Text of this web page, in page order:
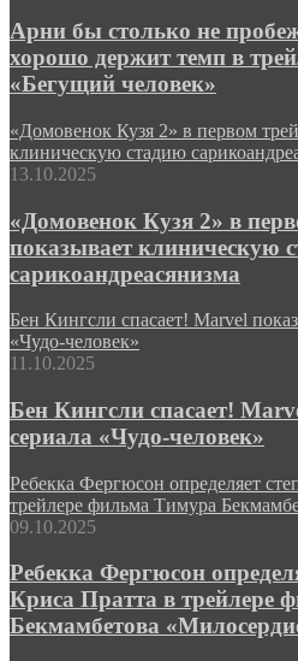
Арни бы столько не
хорошо держит темп в
«Бегущий человек»
«Домовенок Кузя 2» в первом
клиническую стадию
13.10.2025
«Домовенок Кузя 2» в
показывает клиническую
сарикоандреасянизма
Бен Кингсли спасает! Marvel
«Чудо-человек»
11.10.2025
Бен Кингсли спасает!
сериала «Чудо-человек»
Ребекка Фергюсон определяет
трейлере фильма Тимура
09.10.2025
Ребекка Фергюсон
Криса Пратта в трейлере
Бекмамбетова